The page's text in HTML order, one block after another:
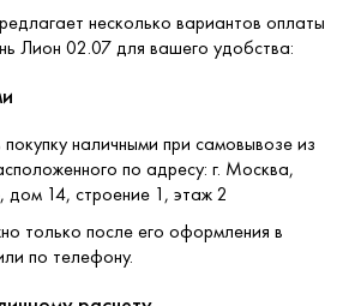
несколько вариантов оплаты
Лион 02.07 для вашего удобства:
наличными при самовывозе из
по адресу: г. Москва,
14, строение 1, этаж 2
только после его оформления в
по телефону.